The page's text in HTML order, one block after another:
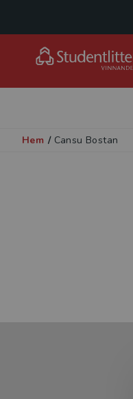
Hem / Cansu Bostan